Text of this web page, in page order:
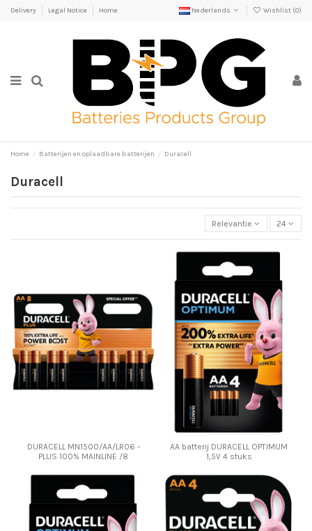
Delivery Legal Notice Home Nederlands Wishlist (0)
Home Batterijen en oplaadbare batterijen Duracell
Duracell
Relevantie 24
DURACELL MN1500/AA/LR06 -
PLUS 100% MAINLINE /8
AA batterij DURACELL OPTIMUM
1,5V 4 stuks